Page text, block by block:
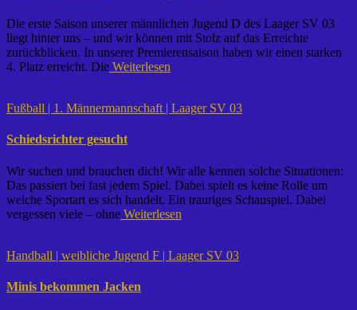
Die erste Saison unserer männlichen Jugend D des Laager SV 03
liegt hinter uns – und wir können mit Stolz auf das Erreichte
zurückblicken. In unserer Premierensaison haben wir einen starken
4. Platz erreicht. Die Weiterlesen
Fußball | 1. Männermannschaft | Laager SV 03
Schiedsrichter gesucht
Wir suchen und brauchen dich! Wir alle kennen solche Situationen:
Das passiert bei fast jedem Spiel. Dabei spielt es keine Rolle um
welche Sportart es sich handelt. Ein trauriges Schauspiel. Dabei
vergessen viele – ohne Weiterlesen
Handball | weibliche Jugend F | Laager SV 03
Minis bekommen Jacken